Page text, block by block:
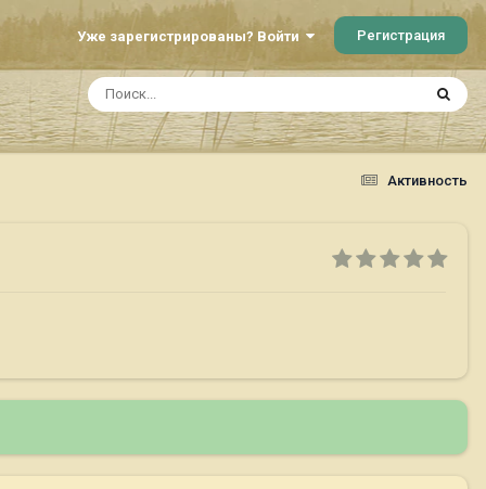
Уже зарегистрированы? Войти Регистрация
Активность